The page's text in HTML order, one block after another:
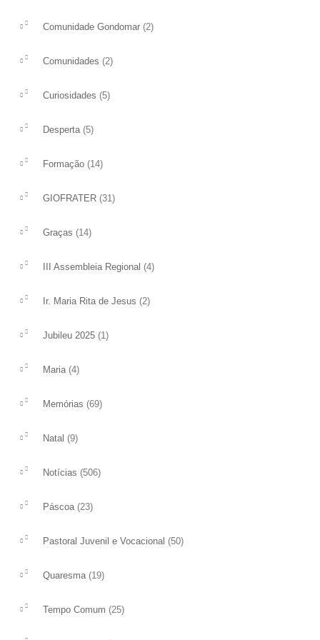
Comunidade Gondomar (2)
Comunidades (2)
Curiosidades (5)
Desperta (5)
Formação (14)
GIOFRATER (31)
Graças (14)
III Assembleia Regional (4)
Ir. Maria Rita de Jesus (2)
Jubileu 2025 (1)
Maria (4)
Memórias (69)
Natal (9)
Notícias (506)
Páscoa (23)
Pastoral Juvenil e Vocacional (50)
Quaresma (19)
Tempo Comum (25)